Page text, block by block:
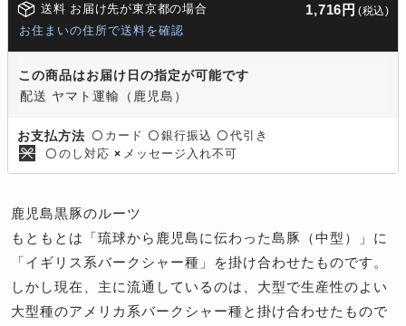
送料 お届け先が東京都の場合 1,716円 (税込)
お住まいの住所で送料を確認
この商品はお届け日の指定が可能です
配送 ヤマト運輸（鹿児島）
お支払方法 〇 カード 〇 銀行振込 〇 代引き
〇 のし対応 × メッセージ入れ不可
鹿児島黒豚のルーツ
もともとは「琉球から鹿児島に伝わった島豚（中型）」に
「イギリス系バークシャー種」を掛け合わせたものです。
しかし現在、主に流通しているのは、大型で生産性のよい
大型種のアメリカ系バークシャー種と掛け合わせたもので